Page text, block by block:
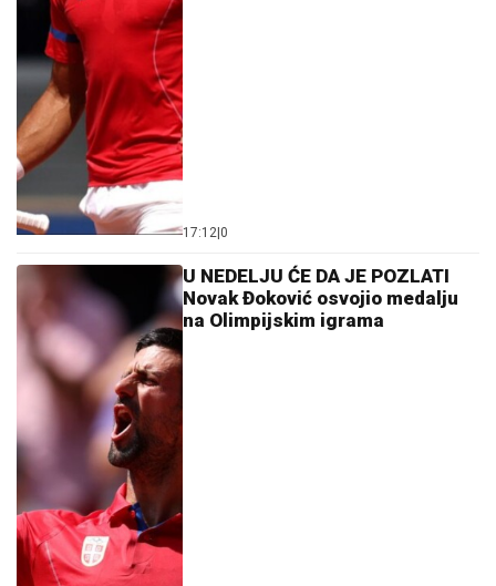
17:12 0
U NEDELJU ĆE DA JE POZLATI
Novak Đoković osvojio medalju
na Olimpijskim igrama